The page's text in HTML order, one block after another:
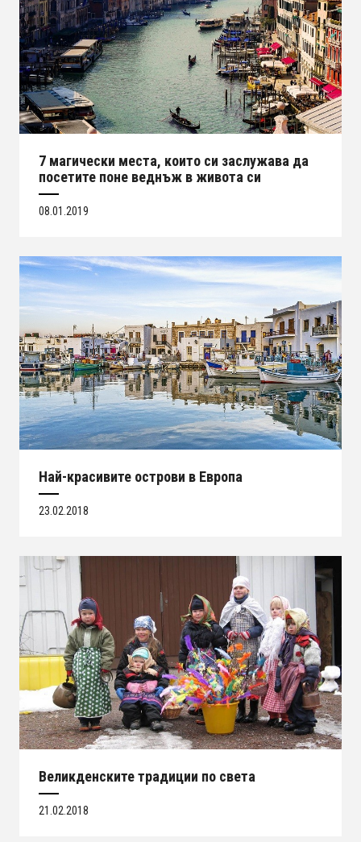
7 магически места, които си заслужава да
посетите поне веднъж в живота си
08.01.2019
Най-красивите острови в Европа
23.02.2018
Великденските традиции по света
21.02.2018